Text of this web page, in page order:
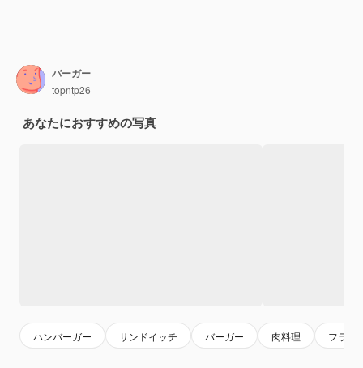
バーガー
topntp26
あなたにおすすめの写真
ハンバーガー サンドイッチ バーガー 肉料理 フライ